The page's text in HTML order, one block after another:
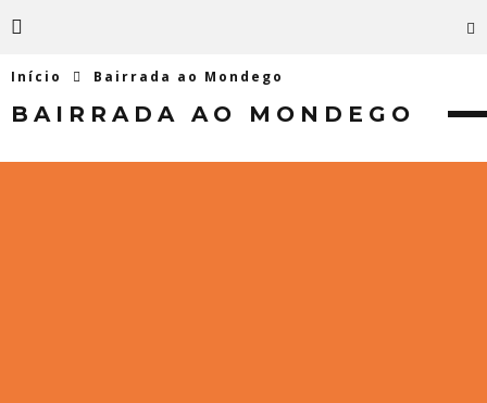
Início Bairrada ao Mondego
BAIRRADA AO MONDEGO